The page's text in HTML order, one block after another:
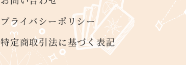
プライバシーポリシー
特定商取引法に基づく表記